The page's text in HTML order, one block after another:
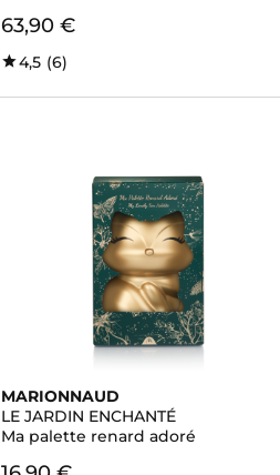
63,90 €
4,5 (6)
MARIONNAUD
LE JARDIN ENCHANTÉ
Ma palette renard adoré